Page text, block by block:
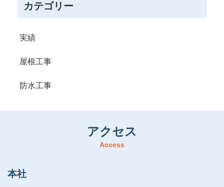
カテゴリー
実績
屋根工事
防水工事
アクセス
Access
本社